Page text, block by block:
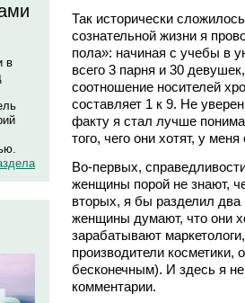
в
Так исторически
сознательной жизни я
пола»: начиная с учебы в
всего 3 парня и 30
соотношение носителей
составляет 1 к 9. Не
факту я стал лучше
того, чего они хотят, у
Во-первых,
женщины порой не знают,
вторых, я бы разделил два
женщины думают, что они
зарабатывают
производители
бесконечным). И здесь я
комментарии.